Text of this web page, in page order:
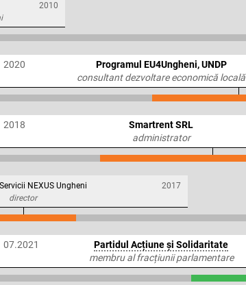
2010
2020
Programul EU4Ungheni, UNDP
consultant dezvoltare economică locală
2018
Smartrent SRL
administrator
NEXUS Ungheni
2017
director
07.2021
Partidul Acțiune și Solidaritate
membru al fracțiunii parlamentare